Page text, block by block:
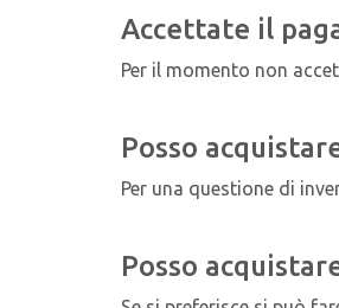
Accettate il
Per il momento non
Posso
Per una questione di
Posso